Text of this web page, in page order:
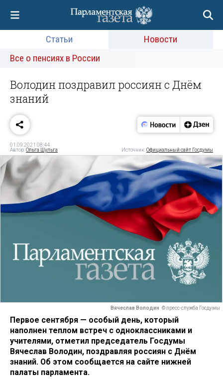
Статьи
Новости
Все о пенсиях в России
Володин поздравил россиян с Днём
знаний
01.09.2021 08:44
Автор:Ольга Шульга Источник:Официальный сайт Госдумы
Вячеслав Володин © пресс-служба Госдумы
Первое сентября — особый день, который
наполнен теплом встреч с одноклассниками и
учителями, отметил председатель Госдумы
Вячеслав Володин, поздравляя россиян с Днём
знаний. Об этом сообщается на сайте нижней
палаты парламента.